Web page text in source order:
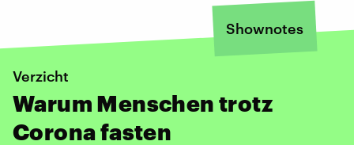
Shownotes
Verzicht
Warum Menschen trotz
Corona fasten